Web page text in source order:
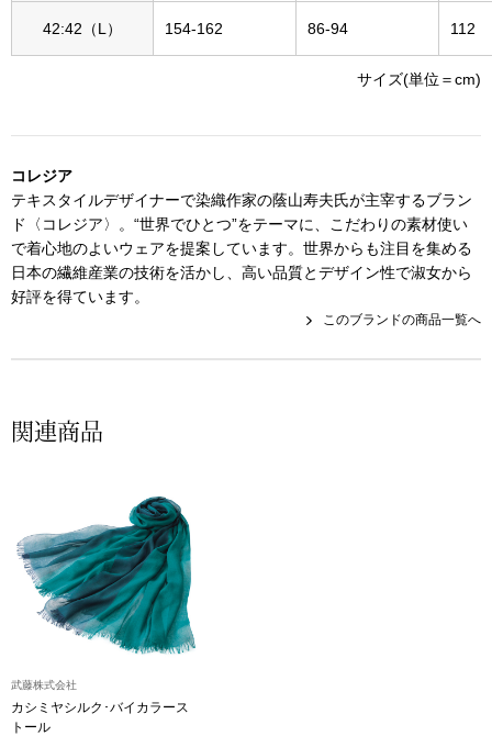
セイコー〉マウリッツハイス美術館公認フェ
ルメールオマージュウオッチ
ランド
マフラー／ス
スカーフ／ス
42:42（L） 154-162 86-94 112
サイズ(単位＝cm)
コレジア
テキスタイルデザイナーで染織作家の蔭山寿夫氏が主宰するブラン
ド〈コレジア〉。“世界でひとつ”をテーマに、こだわりの素材使い
で着心地のよいウェアを提案しています。世界からも注目を集める
日本の繊維産業の技術を活かし、高い品質とデザイン性で淑女から
好評を得ています。
このブランドの商品一覧へ
関連商品
武藤株式会社
カシミヤシルク･バイカラース
トール